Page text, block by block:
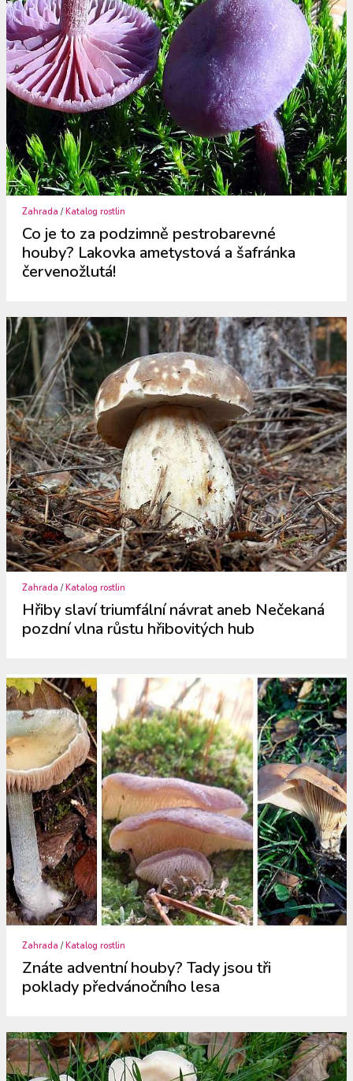
Zahrada /Katalog rostlin
Co je to za podzimně pestrobarevné
houby? Lakovka ametystová a šafránka
červenožlutá!
Zahrada /Katalog rostlin
Hřiby slaví triumfální návrat aneb Nečekaná
pozdní vlna růstu hřibovitých hub
Zahrada / Katalog rostlin
Znáte adventní houby? Tady jsou tři
poklady předvánočního lesa